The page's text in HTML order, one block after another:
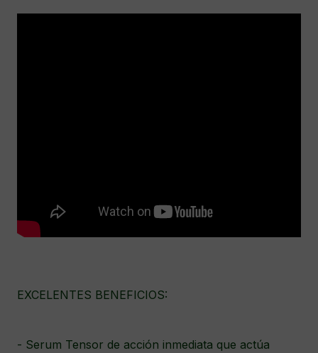
EXCELENTES BENEFICIOS:
- Serum Tensor de acción inmediata que actúa